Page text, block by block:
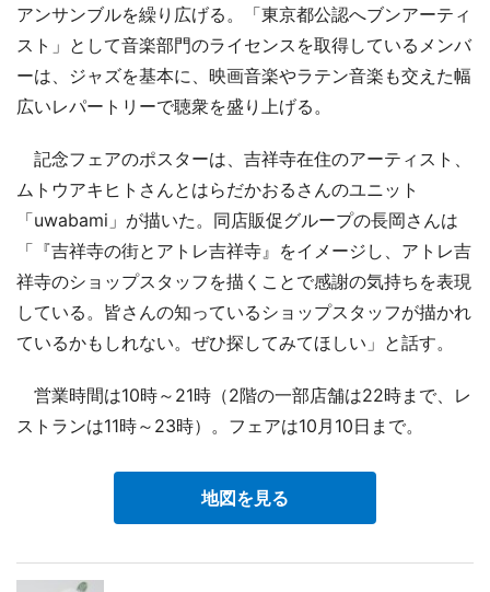
アンサンブルを繰り広げる。「東京都公認へブンアーティ
スト」として音楽部門のライセンスを取得しているメンバ
ーは、ジャズを基本に、映画音楽やラテン音楽も交えた幅
広いレパートリーで聴衆を盛り上げる。
記念フェアのポスターは、吉祥寺在住のアーティスト、
ムトウアキヒトさんとはらだかおるさんのユニット
「uwabami」が描いた。同店販促グループの長岡さんは
「『吉祥寺の街とアトレ吉祥寺』をイメージし、アトレ吉
祥寺のショップスタッフを描くことで感謝の気持ちを表現
している。皆さんの知っているショップスタッフが描かれ
ているかもしれない。ぜひ探してみてほしい」と話す。
営業時間は10時～21時（2階の一部店舗は22時まで、レ
ストランは11時～23時）。フェアは10月10日まで。
地図を見る